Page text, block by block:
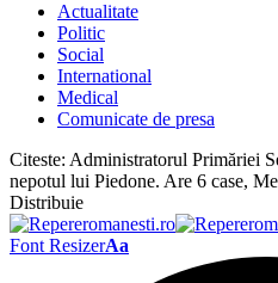
Actualitate
Politic
Social
International
Medical
Comunicate de presa
Citeste: Administratorul Primăriei
nepotul lui Piedone. Are 6 case,
Distribuie
Font ResizerAa